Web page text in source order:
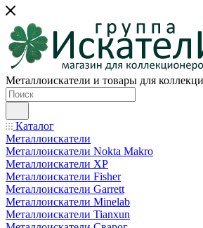
Металлоискатели и товары для
Каталог
Металлоискатели
Металлоискатели Nokta Makro
Металлоискатели XP
Металлоискатели Fisher
Металлоискатели Garrett
Металлоискатели Minelab
Металлоискатели Tianxun